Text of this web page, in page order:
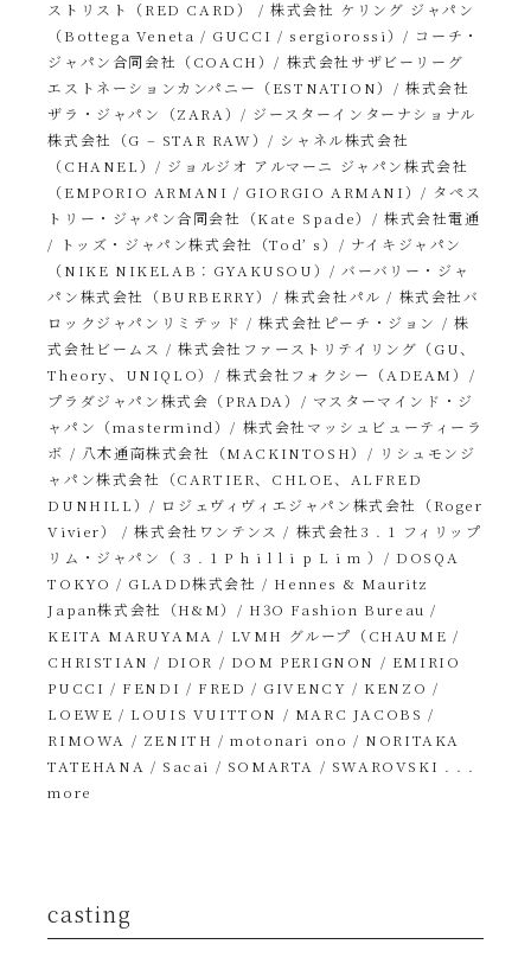
ストリスト（RED CARD） / 株式会社 ケリング ジャパン
（Bottega Veneta / GUCCI / sergiorossi）/ コーチ・
ジャパン合同会社（COACH）/ 株式会社サザビーリーグ
エストネーションカンパニー（ESTNATION）/ 株式会社
ザラ・ジャパン（ZARA）/ ジースターインターナショナル
株式会社（G – STAR RAW）/ シャネル株式会社
（CHANEL）/ ジョルジオ アルマーニ ジャパン株式会社
（EMPORIO ARMANI / GIORGIO ARMANI）/ タペス
トリー・ジャパン合同会社（Kate Spade）/ 株式会社電通
/ トッズ・ジャパン株式会社（Tod’ s）/ ナイキジャパン
（NIKE NIKELAB：GYAKUSOU）/ バーバリー・ジャ
パン株式会社（BURBERRY）/ 株式会社パル / 株式会社バ
ロックジャパンリミテッド / 株式会社ピーチ・ジョン / 株
式会社ビームス / 株式会社ファーストリテイリング（GU、
Theory、UNIQLO）/ 株式会社フォクシー（ADEAM）/
プラダジャパン株式会（PRADA）/ マスターマインド・ジ
ャパン（mastermind）/ 株式会社マッシュビューティーラ
ボ / 八木通商株式会社（MACKINTOSH）/ リシュモンジ
ャパン株式会社（CARTIER、CHLOE、ALFRED
DUNHILL）/ ロジェヴィヴィエジャパン株式会社（Roger
Vivier） / 株式会社ワンテンス / 株式会社3 . 1 フィリップ
リム・ジャパン（ 3 . 1 P h i l l i p L i m ）/ DOSQA
TOKYO / GLADD株式会社 / Hennes & Mauritz
Japan株式会社（H&M）/ H3O Fashion Bureau /
KEITA MARUYAMA / LVMH グループ（CHAUME /
CHRISTIAN / DIOR / DOM PERIGNON / EMIRIO
PUCCI / FENDI / FRED / GIVENCY / KENZO /
LOEWE / LOUIS VUITTON / MARC JACOBS /
RIMOWA / ZENITH / motonari ono / NORITAKA
TATEHANA / Sacai / SOMARTA / SWAROVSKI . . .
more
casting